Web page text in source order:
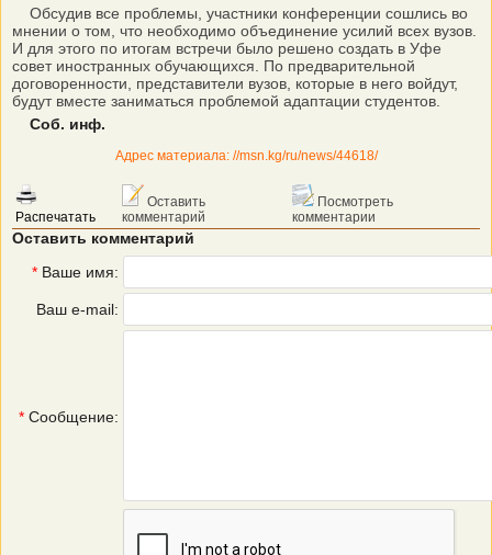
Обсудив все проблемы, участники конференции сошлись во
мнении о том, что необходимо объединение усилий всех вузов.
И для этого по итогам встречи было решено создать в Уфе
совет иностранных обучающихся. По предварительной
договоренности, представители вузов, которые в него войдут,
будут вместе заниматься проблемой адаптации студентов.
Соб. инф.
Адрес материала: //msn.kg/ru/news/44618/
Распечатать
Оставить
комментарий
Посмотреть
комментарии
Оставить комментарий
* Ваше имя:
Ваш e-mail:
* Сообщение: